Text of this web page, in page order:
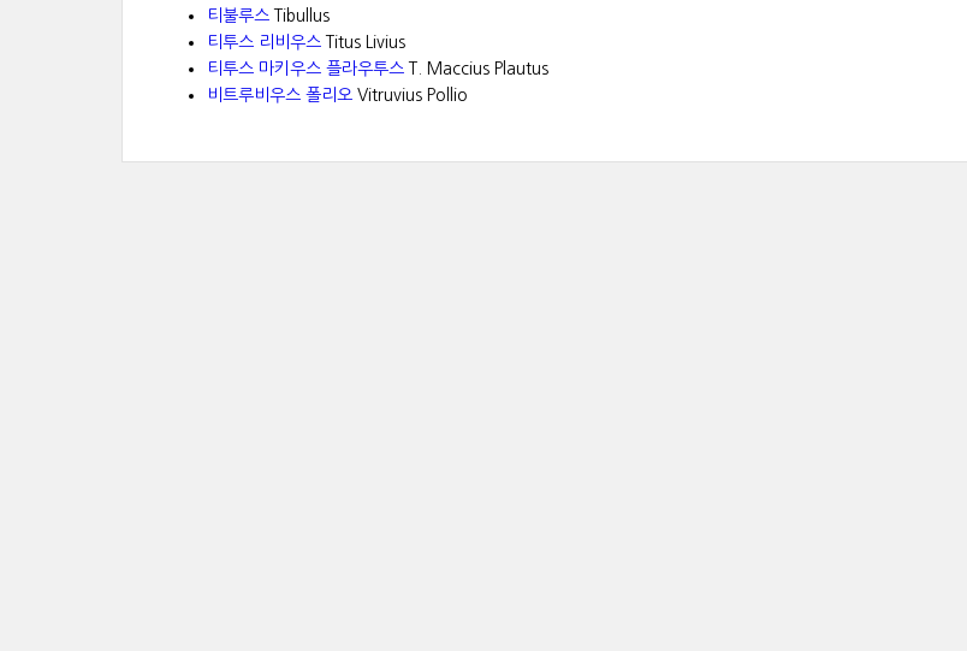
티불루스 Tibullus
티투스 리비우스 Titus Livius
티투스 마키우스 플라우투스 T. Maccius Plautus
비트루비우스 폴리오 Vitruvius Pollio